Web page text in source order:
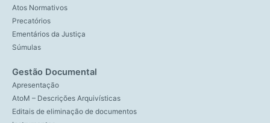
Atos Normativos
Precatórios
Ementários da Justiça
Súmulas
Gestão Documental
Apresentação
AtoM – Descrições Arquivísticas
Editais de eliminação de documentos